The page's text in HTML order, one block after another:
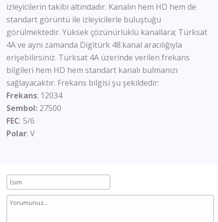
izleyicilerin takibi altındadır. Kanalın hem HD hem de
standart görüntü ile izleyicilerle buluştuğu
görülmektedir. Yüksek çözünürlüklü kanallara; Türksat
4A ve aynı zamanda Digitürk 48.kanal aracılığıyla
erişebilirsiniz. Türksat 4A üzerinde verilen frekans
bilgileri hem HD hem standart kanalı bulmanızı
sağlayacaktır. Frekans bilgisi şu şekildedir:
Frekans: 12034
Sembol: 27500
FEC: 5/6
Polar: V